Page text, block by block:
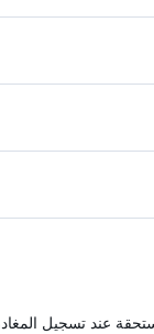
عند تسجيل